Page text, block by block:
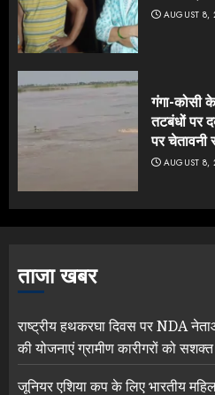
AUGUST 8,
गंगा-कोसी
तटबंधों पर
पर चेतावनी
AUGUST 8,
ताजा खबर
राष्ट्रीय हथकरघा दिवस पर NDA
की योजनाएं ग्रामीण कारीगरों को
जूनियर एशिया कप के लिए भारतीय